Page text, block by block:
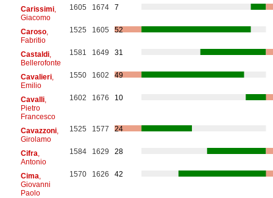
Carissimi,
Giacomo
1605 1674 7
Caroso,
Fabritio
1525 1605 52
Castaldi,
Bellerofonte
1581 1649 31
Cavalieri,
Emilio
1550 1602 49
Cavalli,
Pietro
Francesco
1602 1676 10
Cavazzoni,
Girolamo
1525 1577 24
Cifra
Antonio
1584 1629 28
Cima
Giovanni
Paolo
1570 1626 42